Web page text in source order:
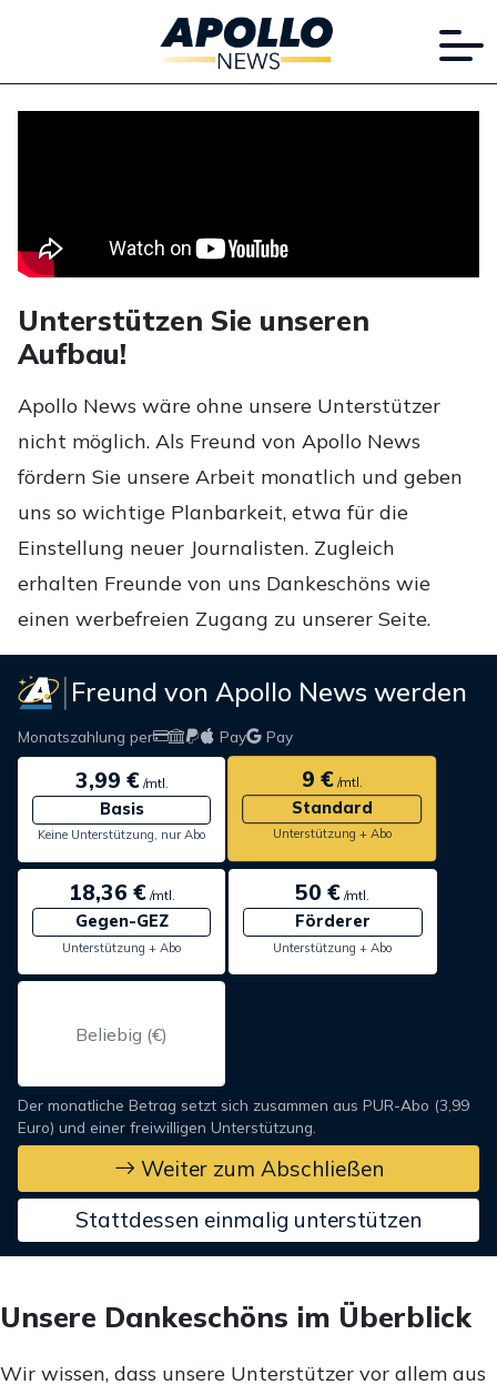
Unterstützen Sie unseren
Aufbau!
Apollo News wäre ohne unsere Unterstützer
nicht möglich. Als Freund von Apollo News
fördern Sie unsere Arbeit monatlich und geben
uns so wichtige Planbarkeit, etwa für die
Einstellung neuer Journalisten. Zugleich
erhalten Freunde von uns Dankeschöns wie
einen werbefreien Zugang zu unserer Seite.
Freund von Apollo News werden
Monatszahlung per Pay Pay
3,99 €/mtl.
Basis
Keine Unterstützung, nur Abo
9 €/mtl.
Standard
Unterstützung + Abo
18,36 €/mtl.
Gegen-GEZ
Unterstützung + Abo
50 € /mtl.
Förderer
Unterstützung + Abo
Der monatliche Betrag setzt sich zusammen aus PUR-Abo (3,99
Euro) und einer freiwilligen Unterstützung.
Weiter zum Abschließen
Stattdessen einmalig unterstützen
Unsere Dankeschöns im Überblick
Wir wissen, dass unsere Unterstützer vor allem aus